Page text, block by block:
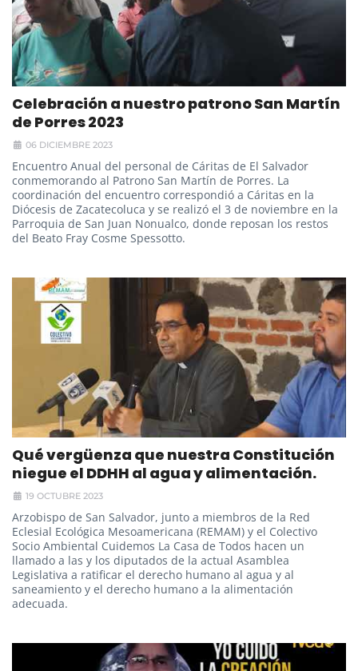
Celebración a nuestro patrono San Martín
de Porres 2023
06 DICIEMBRE 2023
Encuentro Anual del personal de Cáritas de El Salvador
conmemorando al Patrono San Martín de Porres. La
coordinación del encuentro correspondió a Cáritas en la
Diócesis de Zacatecoluca y se realizó el 3 de noviembre en la
Parroquia de San Juan Nonualco, donde reposan los restos
del Beato Fray Cosme Spessotto.
Qué vergüenza que nuestra Constitución
niegue el DDHH al agua y alimentación.
19 OCTUBRE 2023
Arzobispo de San Salvador, junto a miembros de la Red
Eclesial Ecológica Mesoamericana (REMAM) y el Colectivo
Socio Ambiental Cuidemos La Casa de Todos hacen un
llamado a las y los diputados de la actual Asamblea
Legislativa a ratificar el derecho humano al agua y al
saneamiento y el derecho humano a la alimentación
adecuada.